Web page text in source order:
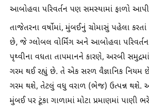
આબોહવા પરિવર્તન પણ સમસ્યામાં ફાળો
તાજેતરના વર્ષોમાં, મુંબઈનું ચોમાસું પહેલા
છે, જે ગ્લોબલ વોર્મિંગ અને આબોહવા
પૃથ્વીના વધતા તાપમાનને કારણે, અરબી
ગરમ થઈ રહ્યું છે. તે એક સરળ વૈજ્ઞાનિક નિયમ
ગરમ ​​થશે, તેટલું વધુ વરાળ (ભેજ) ઉત્પન્ન થશે.
મુંબઈ પર ટૂંકા ગાળામાં મોટા પ્રમાણમાં પાણી